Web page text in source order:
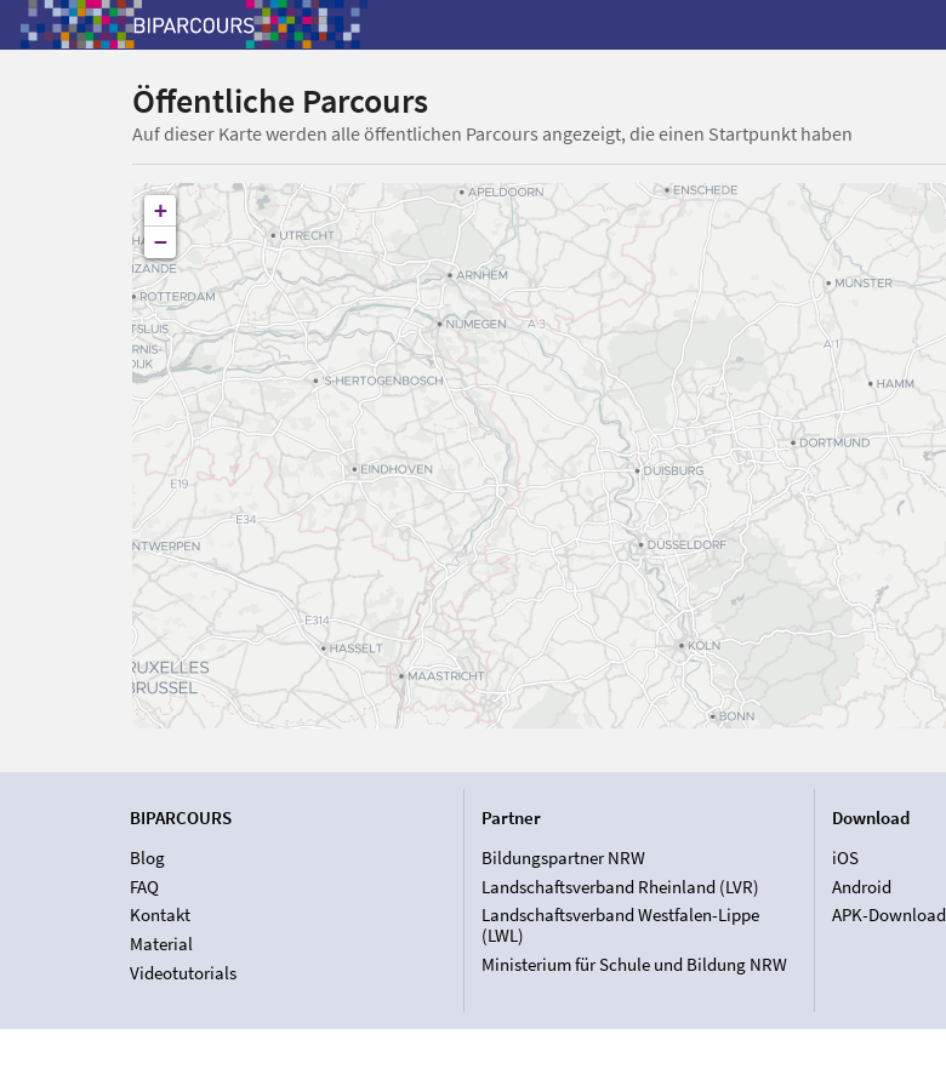
Öffentliche Parcours
Auf dieser Karte werden alle öffentlichen Parcours angezeigt, die einen Startpunkt haben
+
−
BIPARCOURS
Blog
FAQ
Kontakt
Material
Videotutorials
Partner
Bildungspartner NRW
Landschaftsverband Rheinland (LVR)
Landschaftsverband Westfalen-Lippe
(LWL)
Ministerium für Schule und Bildung NRW
Download
iOS
Android
APK-Download